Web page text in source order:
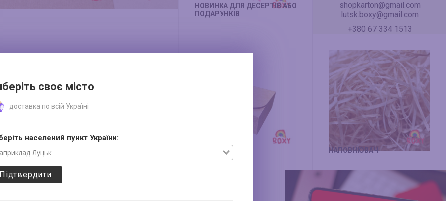
своє місто
доставка по всій Україні
населений пункт України:
Підтвердити
НОВИНКА ДЛЯ ДЕСЕРТІВ АБО
ПОДАРУНКІВ
shopkarton@gmail.com
lutsk.boxy@gmail.com
+380 67 334 1513
ТОП ПРОДАЖІВ НАПОВНЮВАЧ